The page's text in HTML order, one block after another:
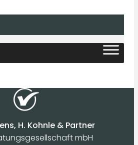
H. Kohnle & Partner
mbH